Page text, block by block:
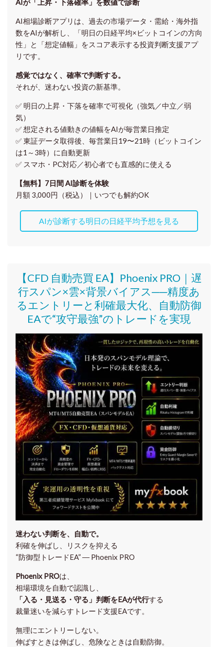
AIが「上昇・下落確率」を数値で診断
AI相場診断アプリは、過去の市場データ・需給・海外指
数をAIが解析し、「明日の日経平均×ビットコインの方向
性」と「想定値幅」をスコア表示する投資判断支援アプ
リです。
感覚ではなく、確率で判断する。
それが、迷わない投資の新基準。
✅ 明日の上昇・下落を確率で可視化（強気／中立／弱
気）
✅ 想定される値動きの値幅をAIが毎営業日推定
✅ 東証データ取得後、 毎営業日19〜21時（ビットコイン
は1～3時）に自動更新
✅ スマホ・PC対応／初心者でも直感的に使える
【無料】7日間 AI診断を体験
月額 3,000円（税込）｜いつでも解約OK
AIが診断する明日の日経平均予想を見る
【CFD 自動売買 EA】Phoenix PRO｜遅
行スパン×雲×背景バイアス──精度あ
るエントリーと利確最大化、自動防御
EAで“攻守最強”のトレードを実現
迷わない判断を、自動で。
利確を伸ばし、リスクを抑える
“防御型トレードEA” ― Phoenix PRO
Phoenix PROは、
相場環境を自動で認識し、
「入る・見送る・守る」判断をEAが代行する
裁量迷いを減らすトレード支援EAです。
無理にエントリーしない。
伸ばすときは伸ばし、危険なときは自動防御。